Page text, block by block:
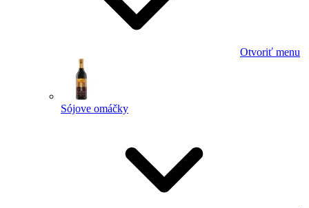
Otvoriť menu
Sójove omáčky